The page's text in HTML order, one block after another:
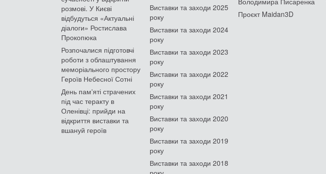
розмові. У Києві
відбудуться «Актуальні
діалоги» Ростислава
Прокопюка
Розпочалися підготовчі
роботи з облаштування
меморіального простору
Героїв Небесної Сотні
День памʼяті страчених
під час теракту в
Оленівці: прийди на
відкриття виставки та
вшануй героїв
Виставки та заходи 2025
року
Виставки та заходи 2024
року
Виставки та заходи 2023
року
Виставки та заходи 2022
року
Виставки та заходи 2021
року
Виставки та заходи 2020
року
Виставки та заходи 2019
року
Виставки та заходи 2018
Проєкт Maidan3D